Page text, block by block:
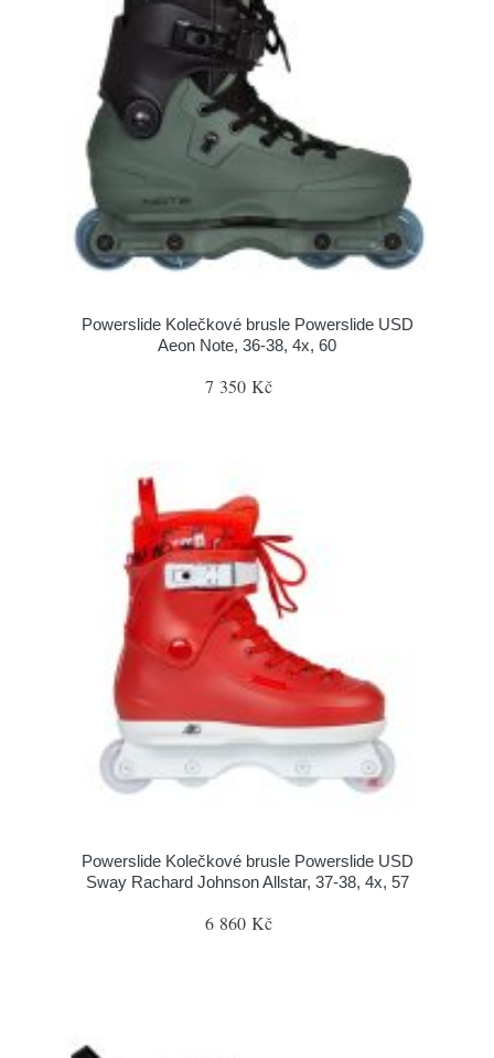
Powerslide Kolečkové brusle Powerslide USD
Aeon Note, 36-38, 4x, 60
7 350 Kč
Powerslide Kolečkové brusle Powerslide USD
Sway Rachard Johnson Allstar, 37-38, 4x, 57
6 860 Kč